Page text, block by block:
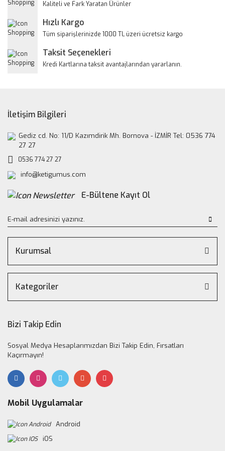
Bu ürüne benzer farklı alternatifler olmalı.
Kaliteli ve Fark Yaratan Ürünler
Hızlı Kargo
Tüm siparişlerinizde 1000 TL üzeri ücretsiz kargo
Taksit Seçenekleri
Kredi Kartlarına taksit avantajlarından yararlanın.
İletişim Bilgileri
Gediz cd. No: 11/D Kazımdirik Mh. Bornova - İZMİR Tel: 0536 774
27 27
0536 774 27 27
info@ketigumus.com
E-Bültene Kayıt Ol
Kurumsal
Kategoriler
Bizi Takip Edin
Sosyal Medya Hesaplarımızdan Bizi Takip Edin, Fırsatları
Kaçırmayın!
Mobil Uygulamalar
Android
iOS